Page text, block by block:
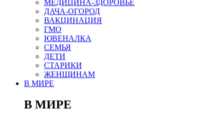
МЕДИЦИНА-ЗДОРОВЬЕ
ДАЧА-ОГОРОД
ВАКЦИНАЦИЯ
ГМО
ЮВЕНАЛКА
СЕМЬЯ
ДЕТИ
СТАРИКИ
ЖЕНЩИНАМ
В МИРЕ
В МИРЕ